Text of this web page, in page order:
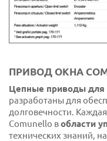
ПРИВОД ОКНА
Цепные приводы для
разработаны для
долговечности.
Comunello вобласти
технических знаний,